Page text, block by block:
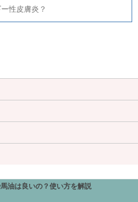
性皮膚炎？
油は良いの？使い方を解説